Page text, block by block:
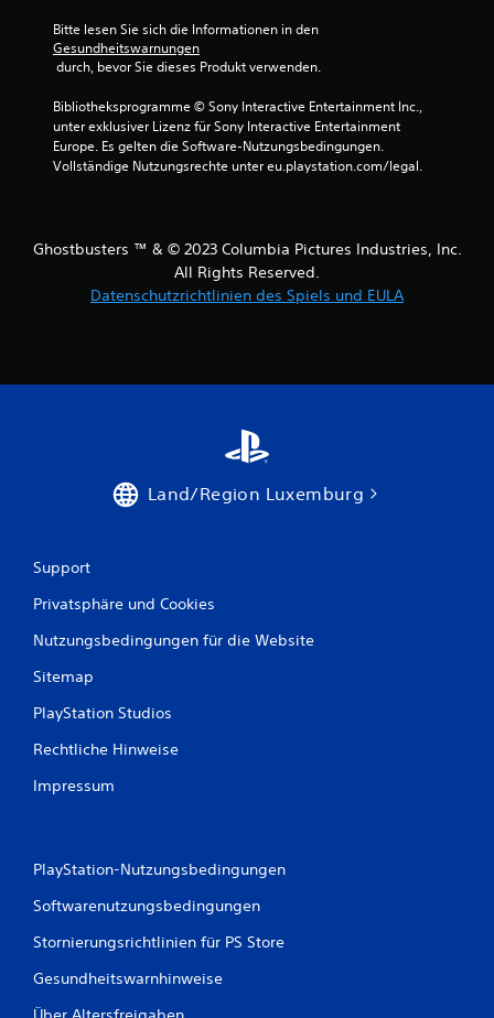
n
e
a
s
Bitte lesen Sie sich die Informationen in den
Gesundheitswarnungen
durch, bevor Sie dieses Produkt verwenden.
Bibliotheksprogramme © Sony Interactive Entertainment Inc.,
unter exklusiver Lizenz für Sony Interactive Entertainment
Europe. Es gelten die Software-Nutzungsbedingungen.
Vollständige Nutzungsrechte unter eu.playstation.com/legal.
Ghostbusters ™ & © 2023 Columbia Pictures Industries, Inc.
All Rights Reserved.
Datenschutzrichtlinien des Spiels und EULA
Land/Region Luxemburg
Support
Privatsphäre und Cookies
Nutzungsbedingungen für die Website
Sitemap
PlayStation Studios
Rechtliche Hinweise
Impressum
PlayStation-Nutzungsbedingungen
Softwarenutzungsbedingungen
Stornierungsrichtlinien für PS Store
Gesundheitswarnhinweise